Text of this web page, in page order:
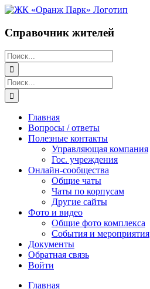
Перейти
содержимому
Справочник жителей
Поиск:
Поиск:
Главная
Вопросы / ответы
Полезные контакты
Управляющая компания
Гос. учреждения
Онлайн-сообщества
Общие чаты
Чаты по корпусам
Другие сайты
Фото и видео
Общие фото комплекса
События и мероприятия
Документы
Обратная связь
Войти
Главная